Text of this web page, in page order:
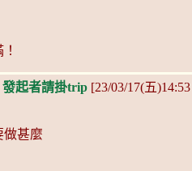
發起者請掛trip [23/03/17(五
做甚麼